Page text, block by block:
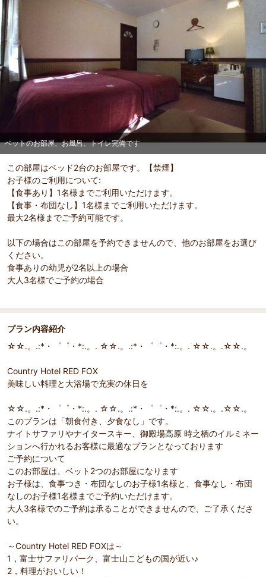
ベットのお部屋、お風呂、トイレ完備です
この部屋はベッド2台のお部屋です。【禁煙】
お子様のご利用について:
【食事あり】1名様までご利用いただけます。
【食事・布団なし】1名様までご利用いただけます。
最大2名様までご予約可能です。
以下の場合はこの部屋を予約できませんので、他のお部屋をお選び
ください。
食事ありの幼児が2名以上の場合
大人3名様でご予約の場合
プラン内容紹介
☆☆.。.:*・゜゜・*:.。. ☆☆.。.:*・゜゜・*:.。. ☆☆.。.☆☆.。
Country Hotel RED FOX
美味しい料理と大浴場で充実の休日を
☆☆.。.:*・゜゜・*:.。. ☆☆.。.:*・゜゜・*:.。. ☆☆.。.☆☆.。
このプランは「朝食付き、夕食なし」です。
ナイトサファリやナイタースキー、御殿場高原 時之栖のイルミネー
ションへ行かれるお客様に最適なプランとなっております
ご予約について
このお部屋は、ベット2つのお部屋になります
お子様は、食事つき・布団なしのお子様1名様と、食事なし・布団
なしのお子様1名様までご予約いただけます。
大人3名様でのご予約は承ることができませんので、ご了承くださ
い。
～Country Hotel RED FOXは～
1，富士サファリパーク、富士山こどもの国が近い♪
2，料理がおいしい！
部屋詳細
ベットのお部屋、お風呂、トイレ完備です